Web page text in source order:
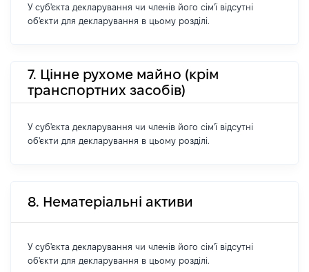
У суб'єкта декларування чи членів його сім'ї відсутні
об'єкти для декларування в цьому розділі.
7. Цінне рухоме майно (крім
транспортних засобів)
У суб'єкта декларування чи членів його сім'ї відсутні
об'єкти для декларування в цьому розділі.
8. Нематеріальні активи
У суб'єкта декларування чи членів його сім'ї відсутні
об'єкти для декларування в цьому розділі.